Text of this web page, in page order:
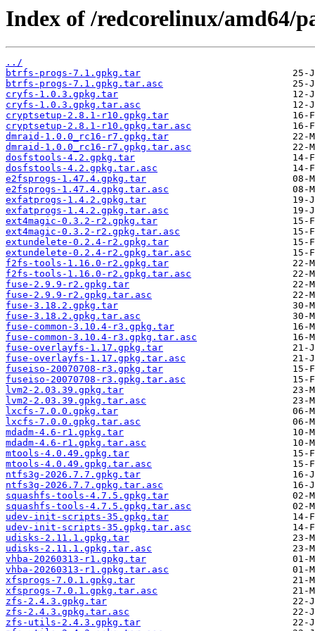
Index of /redcorelinux/amd64/
../
btrfs-progs-7.1.gpkg.tar
btrfs-progs-7.1.gpkg.tar.asc
cryfs-1.0.3.gpkg.tar
cryfs-1.0.3.gpkg.tar.asc
cryptsetup-2.8.1-r10.gpkg.tar
cryptsetup-2.8.1-r10.gpkg.tar.asc
dmraid-1.0.0_rc16-r7.gpkg.tar
dmraid-1.0.0_rc16-r7.gpkg.tar.asc
dosfstools-4.2.gpkg.tar
dosfstools-4.2.gpkg.tar.asc
e2fsprogs-1.47.4.gpkg.tar
e2fsprogs-1.47.4.gpkg.tar.asc
exfatprogs-1.4.2.gpkg.tar
exfatprogs-1.4.2.gpkg.tar.asc
ext4magic-0.3.2-r2.gpkg.tar
ext4magic-0.3.2-r2.gpkg.tar.asc
extundelete-0.2.4-r2.gpkg.tar
extundelete-0.2.4-r2.gpkg.tar.asc
f2fs-tools-1.16.0-r2.gpkg.tar
f2fs-tools-1.16.0-r2.gpkg.tar.asc
fuse-2.9.9-r2.gpkg.tar
fuse-2.9.9-r2.gpkg.tar.asc
fuse-3.18.2.gpkg.tar
fuse-3.18.2.gpkg.tar.asc
fuse-common-3.10.4-r3.gpkg.tar
fuse-common-3.10.4-r3.gpkg.tar.asc
fuse-overlayfs-1.17.gpkg.tar
fuse-overlayfs-1.17.gpkg.tar.asc
fuseiso-20070708-r3.gpkg.tar
fuseiso-20070708-r3.gpkg.tar.asc
lvm2-2.03.39.gpkg.tar
lvm2-2.03.39.gpkg.tar.asc
lxcfs-7.0.0.gpkg.tar
lxcfs-7.0.0.gpkg.tar.asc
mdadm-4.6-r1.gpkg.tar
mdadm-4.6-r1.gpkg.tar.asc
mtools-4.0.49.gpkg.tar
mtools-4.0.49.gpkg.tar.asc
ntfs3g-2026.7.7.gpkg.tar
ntfs3g-2026.7.7.gpkg.tar.asc
squashfs-tools-4.7.5.gpkg.tar
squashfs-tools-4.7.5.gpkg.tar.asc
udev-init-scripts-35.gpkg.tar
udev-init-scripts-35.gpkg.tar.asc
udisks-2.11.1.gpkg.tar
udisks-2.11.1.gpkg.tar.asc
vhba-20260313-r1.gpkg.tar
vhba-20260313-r1.gpkg.tar.asc
xfsprogs-7.0.1.gpkg.tar
xfsprogs-7.0.1.gpkg.tar.asc
zfs-2.4.3.gpkg.tar
zfs-2.4.3.gpkg.tar.asc
zfs-utils-2.4.3.gpkg.tar